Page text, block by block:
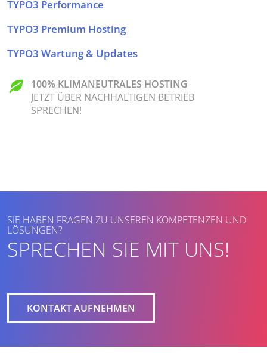
TYPO3 Performance
TYPO3 Premium Hosting
TYPO3 Wartung & Updates
100% KLIMANEUTRALES HOSTING
JETZT ÜBER NACHHALTIGEN BETRIEB
SPRECHEN!
SIE HABEN FRAGEN ZU UNSEREN KOMPETENZEN UND
LÖSUNGEN?
SPRECHEN SIE MIT UNS!
KONTAKT AUFNEHMEN